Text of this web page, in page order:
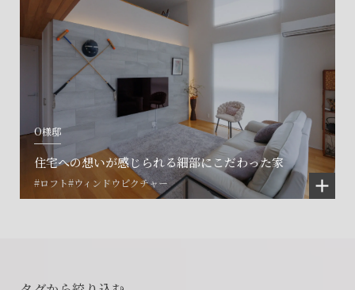
O様邸
住宅への想いが感じられる細部にこだわった家
#ロフト#ウィンドウピクチャー